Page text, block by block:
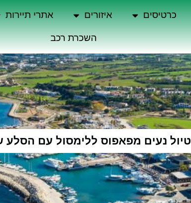
כרטיסים איזורים אתרי תיירות
השכרת רכב
טיול נעים מפאפוס ללימסול עם הסלע